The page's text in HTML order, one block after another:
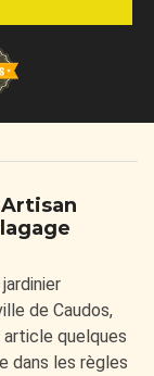
de Caudos,
quelques
dans les règles